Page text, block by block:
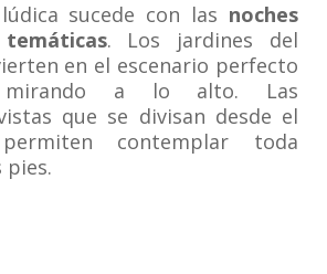
sucede con las noches
. Los jardines del
en el escenario perfecto
mirando a lo alto. Las
que se divisan desde el
contemplar toda
pies.